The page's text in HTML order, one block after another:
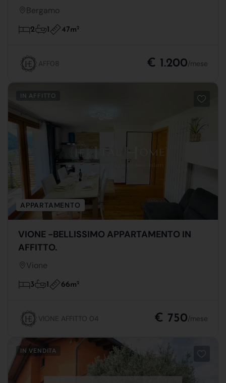
Bergamo
2 1 47m2
AFF08 € 1.200/mese
IN AFFITTO
APPARTAMENTO
VIONE -BELLISSIMO APPARTAMENTO IN
AFFITTO.
Vione
3 1 66m2
VIONE AFFITTO 04 € 750/mese
IN VENDITA